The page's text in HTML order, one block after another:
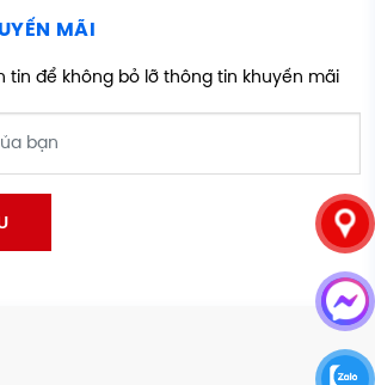
MÃI
tin để không bỏ lỡ thông tin khuyến mãi